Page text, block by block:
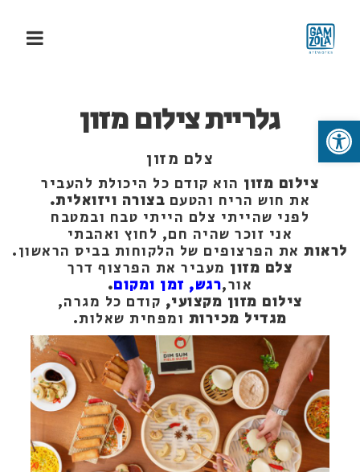
פתח סרגל נגישות גלריית צילום מזון
צלם מזון
צילום מזון הוא קודם כל היכולת להעביר
את חוש הריח והטעם בצורה ויזואלית.
לפני שהייתי צלם הייתי טבח ובמטבח
אני זוכר שהיה חם, לחוץ ואהבתי
לראותאת הפרצופים של הלקוחות בביס הראשון.
צלם מזון מעביר את הפרצוף דרך
אור,רגש, זמן ומקום.
צילום מזון מקצועי, קודם כל מגרה,
מגדיל מכירות ומפחית שאלות.